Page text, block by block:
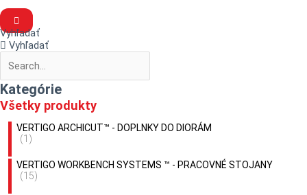
Vyhľadať
Vyhľadať
Kategórie
Všetky produkty
VERTIGO ARCHICUT™ - DOPLNKY DO DIORÁM
(1)
VERTIGO WORKBENCH SYSTEMS ™ - PRACOVNÉ STOJANY
(15)